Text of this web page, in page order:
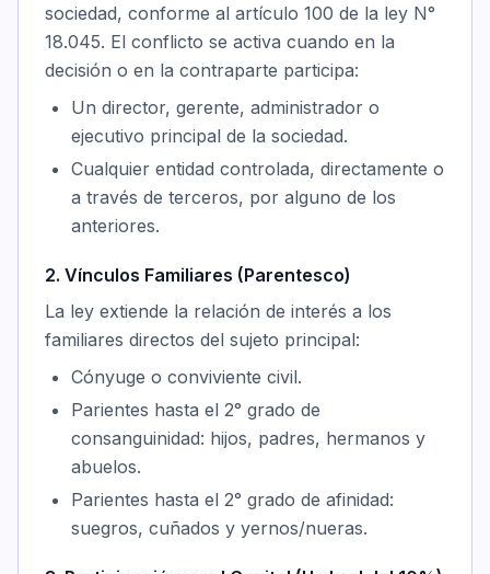
sociedad, conforme al artículo 100 de la ley N°
18.045. El conflicto se activa cuando en la
decisión o en la contraparte participa:
Un director, gerente, administrador o
ejecutivo principal de la sociedad.
Cualquier entidad controlada, directamente o
a través de terceros, por alguno de los
anteriores.
2. Vínculos Familiares (Parentesco)
La ley extiende la relación de interés a los
familiares directos del sujeto principal:
Cónyuge o conviviente civil.
Parientes hasta el 2° grado de
consanguinidad: hijos, padres, hermanos y
abuelos.
Parientes hasta el 2° grado de afinidad:
suegros, cuñados y yernos/nueras.